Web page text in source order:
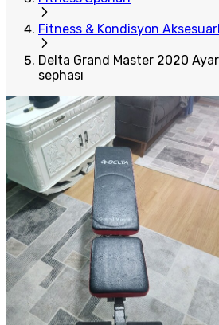
Fitness & Kondisyon
Delta Grand Master 2020
sephası